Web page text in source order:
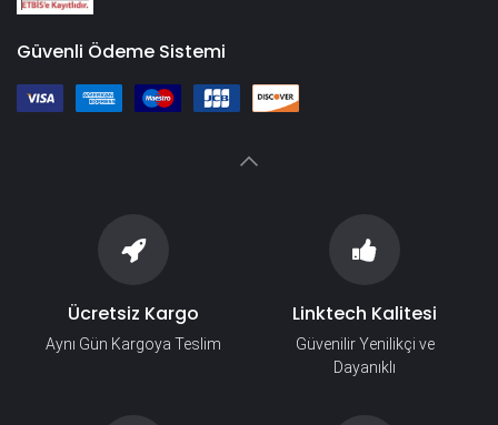
Güvenli Ödeme Sistemi
Ücretsiz Kargo
Aynı Gün Kargoya Teslim
Linktech Kalitesi
Güvenilir Yenilikçi ve
Dayanıklı